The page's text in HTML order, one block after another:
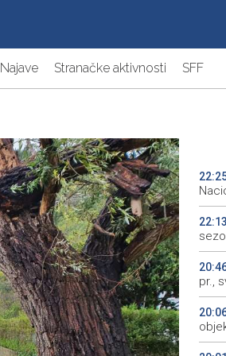
Najave Stranačke aktivnosti SFF
pr.,